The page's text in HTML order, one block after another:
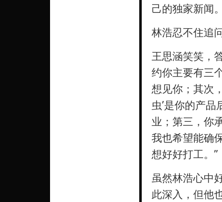
己的独家新闻
林浩忍不住追
王思涵笑笑，
约你主要有三
想见你；其次
虫’是你的产
业；第三，你
我也希望能确
想好好打工。”
虽然林浩心中
此深入，但他